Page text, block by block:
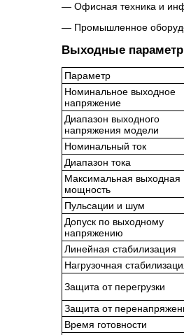
Офисная техника и
Промышленное
Выходные
Параметр
Номинальное выходное
напряжение
Диапазон выходного
напряжения модели
Номинальный ток
Диапазон тока
Максимальная выходная
мощность
Пульсации и шум
Допуск по выходному
напряжению
Линейная стабилизация
Нагрузочная
Защита от перегрузки
Защита от
Время готовности